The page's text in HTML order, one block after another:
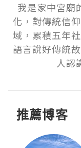
我是家中宮廟
化，對傳統信
域，累積五年
語言說好傳統
人認
推薦博客